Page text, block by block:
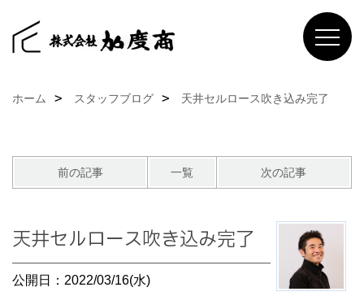
ホーム スタッフブログ 天井セルロース吹き込み完了
前の記事 一覧 次の記事
天井セルロース吹き込み完了
公開日：2022/03/16(水)